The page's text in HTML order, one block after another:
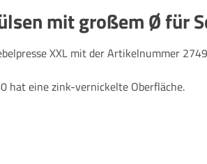
mit großem Ø für
XXL mit der Artikelnummer
hat eine zink-vernickelte Oberfläche.